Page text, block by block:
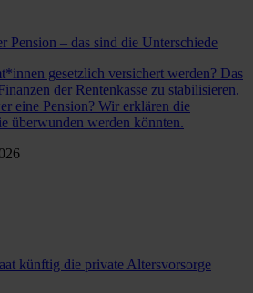
Pension – das sind die Unterschiede
gesetzlich versichert werden? Das
der Rentenkasse zu stabilisieren.
eine Pension? Wir erklären die
überwunden werden könnten.
künftig die private Altersvorsorge